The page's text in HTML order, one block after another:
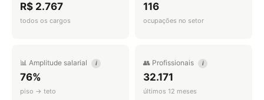
R$ 2.767
todos os cargos
116
ocupações no setor
📊 Amplitude salarial i
76%
piso → teto
👥 Profissionais i
32.171
últimos 12 meses